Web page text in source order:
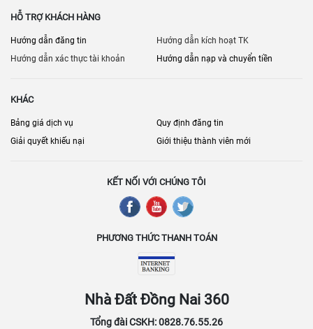
HỖ TRỢ KHÁCH HÀNG
Hướng dẫn đăng tin
Hướng dẫn kích hoạt TK
Hướng dẫn xác thực tài khoản
Hướng dẫn nạp và chuyển tiền
KHÁC
Bảng giá dịch vụ
Quy định đăng tin
Giải quyết khiếu nại
Giới thiệu thành viên mới
KẾT NỐI VỚI CHÚNG TÔI
PHƯƠNG THỨC THANH TOÁN
Nhà Đất Đồng Nai 360
Tổng đài CSKH: 0828.76.55.26